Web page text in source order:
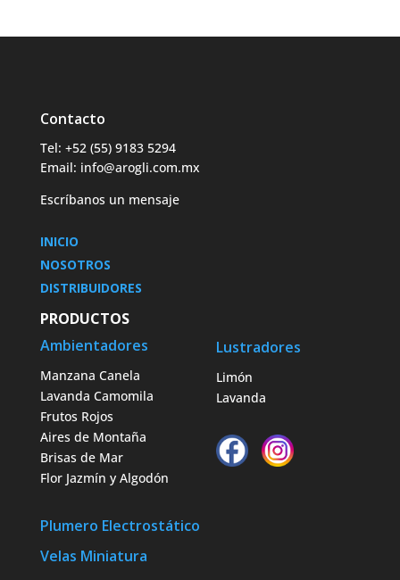
Contacto
Tel: +52 (55) 9183 5294
Email: info@arogli.com.mx
Escríbanos un mensaje
INICIO
NOSOTROS
DISTRIBUIDORES
PRODUCTOS
Ambientadores
Manzana Canela
Lavanda Camomila
Frutos Rojos
Aires de Montaña
Brisas de Mar
Flor Jazmín y Algodón
Plumero Electrostático
Velas Miniatura
Lustradores
Limón
Lavanda